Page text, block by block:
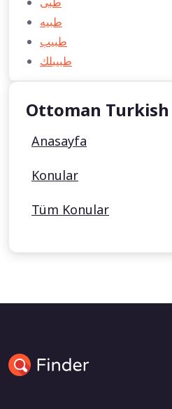
طبيه
طبیب
طبیبلك
Ottoman Turkish
Anasayfa
Konular
Tüm Konular